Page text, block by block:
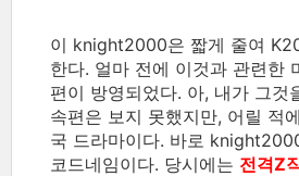
이 knight2000은 짧게 줄여
한다. 얼마 전에 이것과 관련한
편이 방영되었다. 아, 내가 그것
속편은 보지 못했지만, 어릴 적
국 드라마이다. 바로
코드네임이다. 당시에는 전격Z